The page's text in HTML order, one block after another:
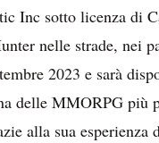
Inc sotto licenza di
nelle strade, nei
2023 e sarà
delle MMORPG più
alla sua esperienza